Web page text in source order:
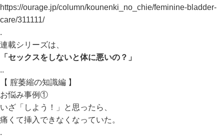
https://ourage.jp/column/kounenki_no_chie/feminine-bladder-
care/311111/
.
連載シリーズは、
「セックスをしないと体に悪いの？」
..
【 腟萎縮の知識編 】
お悩み事例①
いざ「しよう！」と思ったら、
痛くて挿入できなくなっていた。
.